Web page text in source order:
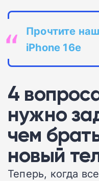
Прочтите
iPhone 16e
4
нужно
чем
новый
Теперь, когда